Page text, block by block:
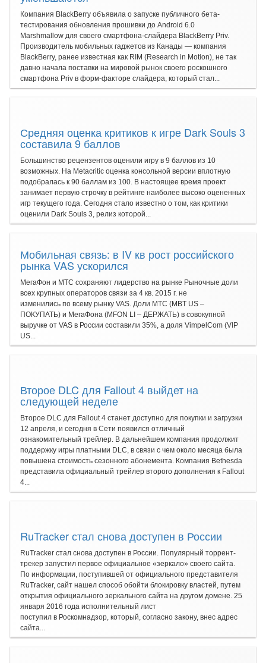
Компания BlackBerry объявила о запуске публичного бета-
тестирования обновления прошивки до Android 6.0
Marshmallow для своего смартфона-слайдера BlackBerry Priv.
Производитель мобильных гаджетов из Канады — компания
BlackBerry, ранее известная как RIM (Research in Motion), не так
давно начала поставки на мировой рынок своего роскошного
смартфона Priv в форм-факторе слайдера, который стал...
Средняя оценка критиков к игре Dark Souls 3
составила 9 баллов
Большинство рецензентов оценили игру в 9 баллов из 10
возможных. На Metacritic оценка консольной версии вплотную
подобралась к 90 баллам из 100. В настоящее время проект
занимает первую строчку в рейтинге наиболее высоко оцененных
игр текущего года. Сегодня стало известно о том, как критики
оценили Dark Souls 3, релиз которой...
Мобильная связь: в IV кв рост российского
рынка VAS ускорился
МегаФон и МТС сохраняют лидерство на рынке Рыночные доли
всех крупных операторов связи за 4 кв. 2015 г. не
изменились по всему рынку VAS. Доли МТС (MBT US –
ПОКУПАТЬ) и МегаФона (MFON LI – ДЕРЖАТЬ) в совокупной
выручке от VAS в России составили 35%, а доля VimpelCom (VIP
US...
Второе DLC для Fallout 4 выйдет на
следующей неделе
Второе DLC для Fallout 4 станет доступно для покупки и загрузки
12 апреля, и сегодня в Сети появился отличный
ознакомительный трейлер. В дальнейшем компания продолжит
поддержку игры платными DLC, в связи с чем около месяца была
повышена стоимость сезонного абонемента. Компания Bethesda
представила официальный трейлер второго дополнения к Fallout
4...
RuTracker стал снова доступен в России
RuTracker стал снова доступен в России. Популярный торрент-
трекер запустил первое официальное «зеркало» своего сайта.
По информации, поступившей от официального представителя
RuTracker, сайт нашел способ обойти блокировку властей, путем
открытия официального зеркального сайта на другом домене. 25
января 2016 года исполнительный лист
поступил в Роскомнадзор, который, согласно закону, внес адрес
сайта...